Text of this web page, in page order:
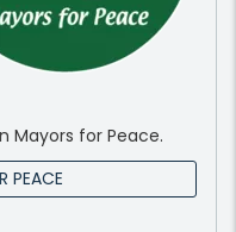
Mayors for Peace.
PEACE